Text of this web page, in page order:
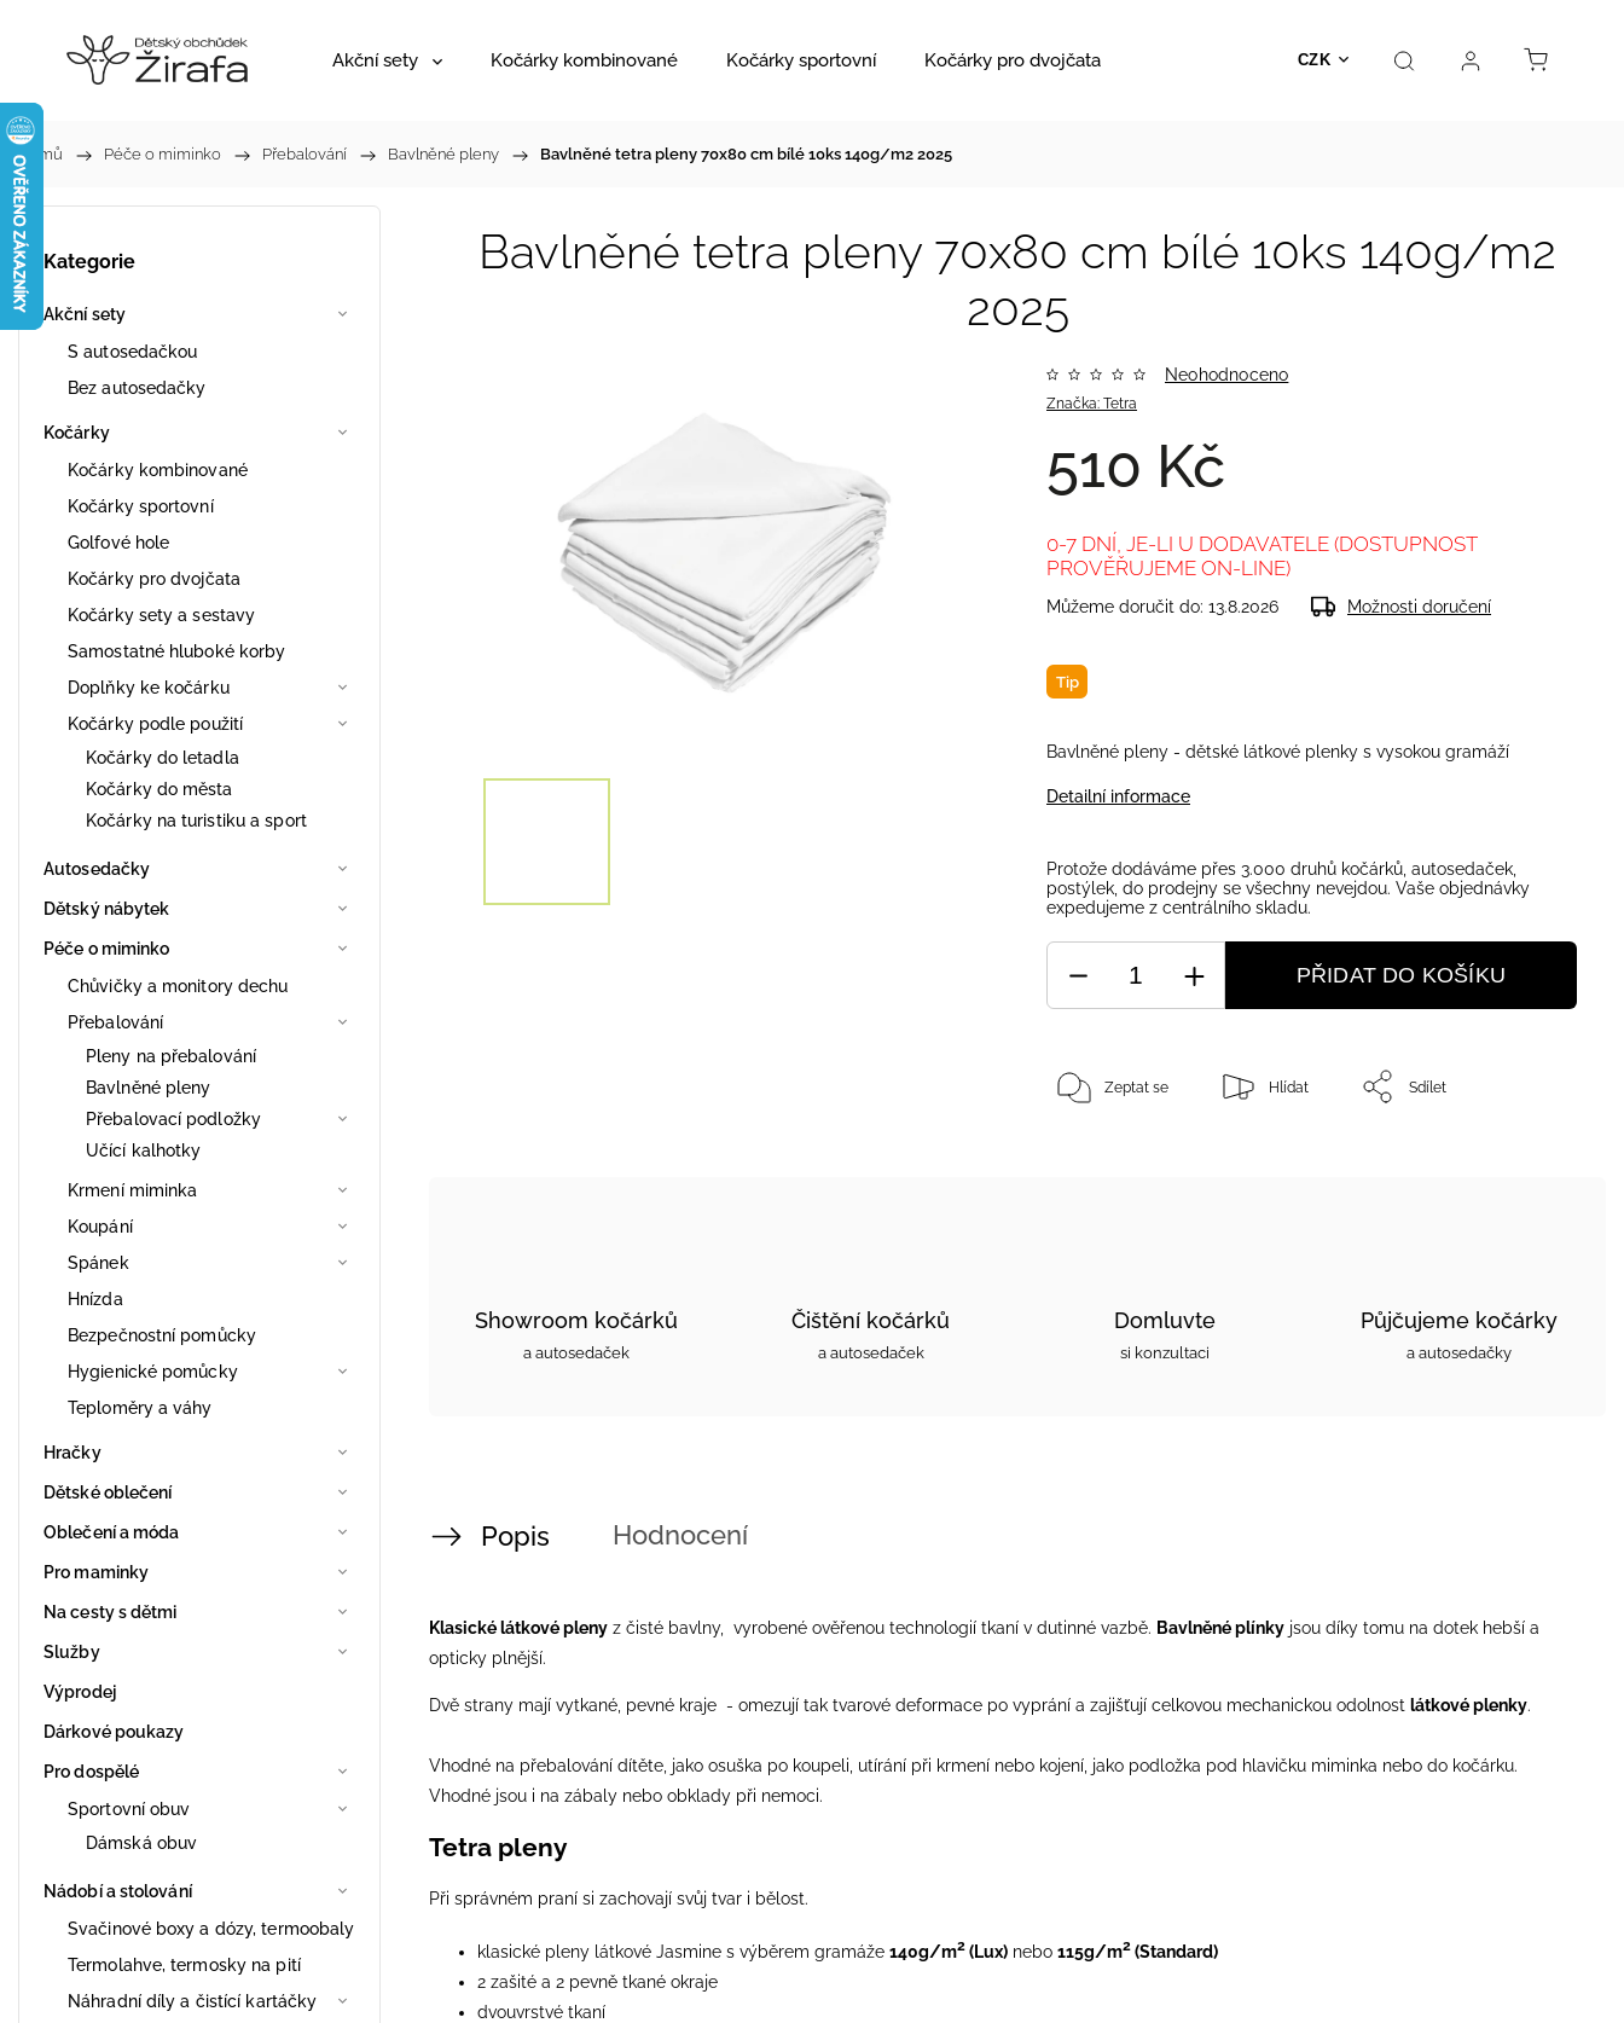
CZK
Akční sety Kočárky kombinované Kočárky sportovní Kočárky pro dvojčata Hračky Prodejna Kontakt
Domů / Péče o miminko / Přebalování / Bavlněné pleny / Bavlněné tetra pleny 70x80 cm bílé 10ks 140g/m2 2025
Kategorie
Akční sety
S autosedačkou
Bez autosedačky
Kočárky
Kočárky kombinované
Kočárky sportovní
Golfové hole
Kočárky pro dvojčata
Kočárky sety a sestavy
Samostatné hluboké korby
Doplňky ke kočárku
Kočárky podle použití
Kočárky do letadla
Kočárky do města
Kočárky na turistiku a sport
Autosedačky
Dětský nábytek
Péče o miminko
Chůvičky a monitory dechu
Přebalování
Pleny na přebalování
Bavlněné pleny
Přebalovací podložky
Učící kalhotky
Krmení miminka
Koupání
Spánek
Hnízda
Bezpečnostní pomůcky
Hygienické pomůcky
Teploměry a váhy
Hračky
Dětské oblečení
Oblečení a móda
Pro maminky
Na cesty s dětmi
Služby
Výprodej
Dárkové poukazy
Pro dospělé
Sportovní obuv
Dámská obuv
Nádobí a stolování
Svačinové boxy a dózy, termoobaly
Termolahve, termosky na pití
Náhradní díly a čistící kartáčky
Bavlněné tetra pleny 70x80 cm bílé 10ks 140g/m2
2025
Značka: Tetra
Neohodnoceno
510 Kč
Tip
Bavlněné pleny - dětské látkové plenky s vysokou gramáží
Detailní informace
0-7 DNÍ, JE-LI U DODAVATELE (DOSTUPNOST
PROVĚŘUJEME ON-LINE)
Můžeme doručit do: 13.8.2026 Možnosti doručení
Protože dodáváme přes 3.000 druhů kočárků, autosedaček,
postýlek, do prodejny se všechny nevejdou. Vaše objednávky
expedujeme z centrálního skladu.
PŘIDAT DO KOŠÍKU
Zeptat se Hlídat Sdílet
Showroom kočárků
a autosedaček
Čištění kočárků
a autosedaček
Domluvte
si konzultaci
Půjčujeme kočárky
a autosedačky
Popis Hodnocení
Klasické látkové pleny z čisté bavlny, vyrobené ověřenou technologií tkaní v dutinné vazbě. Bavlněné plínky jsou díky tomu na dotek hebší a
opticky plnější.
Dvě strany mají vytkané, pevné kraje - omezují tak tvarové deformace po vyprání a zajišťují celkovou mechanickou odolnost látkové plenky.
Vhodné na přebalování dítěte, jako osuška po koupeli, utírání při krmení nebo kojení, jako podložka pod hlavičku miminka nebo do kočárku.
Vhodné jsou i na zábaly nebo obklady při nemoci.
Tetra pleny
Při správném praní si zachovají svůj tvar i bělost.
klasické pleny látkové Jasmine s výběrem gramáže 140g/m2 (Lux) nebo 115g/m2 (Standard)
2 zašité a 2 pevně tkané okraje
dvouvrstvé tkaní